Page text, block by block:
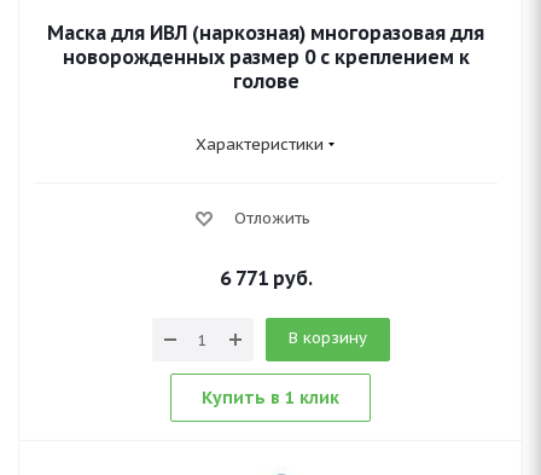
Маска для ИВЛ (наркозная) многоразовая для
новорожденных размер 0 с креплением к
голове
Характеристики
Отложить
6 771 руб.
В корзину
Купить в 1 клик